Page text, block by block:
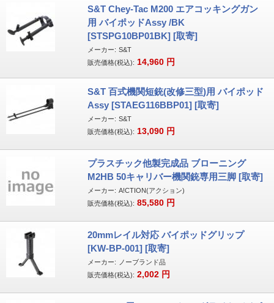
S&T Chey-Tac M200 エアコッキングガン
用 バイポッドAssy /BK
[STSPG10BP01BK] [取寄]
メーカー: S&T
販売価格(税込): 14,960 円
S&T 百式機関短銃(改修三型)用 バイポッド
Assy [STAEG116BBP01] [取寄]
メーカー: S&T
販売価格(税込): 13,090 円
プラスチック他製完成品 ブローニング
M2HB 50キャリバー機関銃専用三脚 [取寄]
メーカー: A!CTION(アクション)
販売価格(税込): 85,580 円
20mmレイル対応 バイポッドグリップ
[KW-BP-001] [取寄]
メーカー:
ノーブランド品
販売価格(税込): 2,002 円